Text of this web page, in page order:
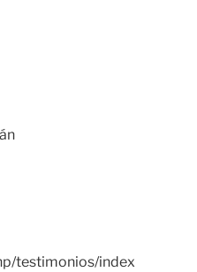
testimonios/index